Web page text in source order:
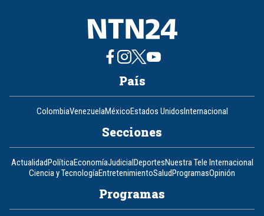
País
ColombiaVenezuelaMéxicoEstados UnidosInternacional
Secciones
ActualidadPolíticaEconomíaJudicialDeportesNuestra Tele Internacional
Ciencia y TecnologíaEntretenimientoSaludProgramasOpinión
Programas